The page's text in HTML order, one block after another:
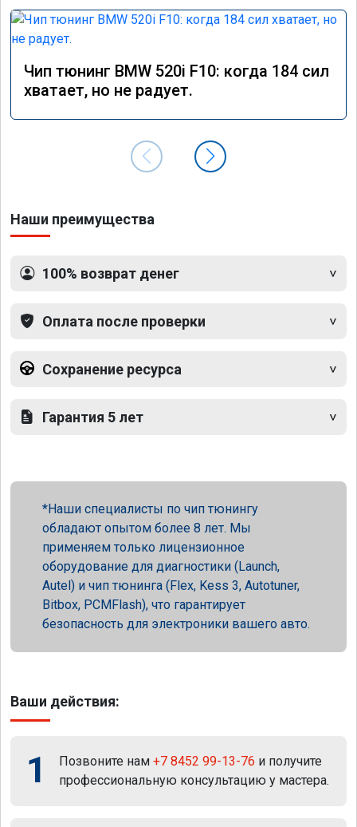
Чип тюнинг BMW 520i F10: когда 184 сил
хватает, но не радует.
Наши преимущества
100% возврат денег
Оплата после проверки
Сохранение ресурса
Гарантия 5 лет
Наши специалисты по чип тюнингу
обладают опытом более 8 лет. Мы
применяем только лицензионное
оборудование для диагностики (Launch,
Autel) и чип тюнинга (Flex, Kess 3, Autotuner,
Bitbox, PCMFlash), что гарантирует
безопасность для электроники вашего авто.
Ваши действия:
1 Позвоните нам +7 8452 99-13-76 и получите
профессиональную консультацию у мастера.